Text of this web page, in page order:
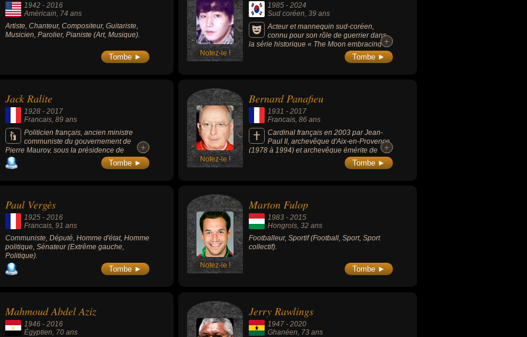
1942 - 2016
Américain, 74 ans
Artiste, Chanteur, Compositeur, Guitariste,
Musicien, Parolier, Pianiste (Art, Musique).
Tombe ► Notez-le !
1985 -2024
Sud coréen, 39 ans
Acteur et mannequin sud-coréen,
connu pour son rôle de guerrier dans
la série historique « The Moon embracing
the Sun » (2012), il a également joué dans «
Two Weeks » (2013), « Our Gap-soon »
+
+
Tombe ►
Jack Ralite
1928 - 2017
Francais, 89 ans
Politicien français, ancien ministre
communiste du gouvernement de
Pierre Mauroy, sous la présidence de
François Mitterrand, en charge de la santé
(1981-1983) puis ministre délégué à l’emploi
temps.
+
+
Tombe ► Notez-le !
Bernard Panafieu
1931 -2017
Francais, 86 ans
Cardinal français en 2003 par Jean-
Paul II, archevêque d'Aix-en-Provence
(1978 à 1994) et archevêque émérite de
+
+
Tombe ►
Paul Vergès
1925 - 2016
Francais, 91 ans
Communiste, Député, Homme d'état, Homme
politique, Sénateur (Extrême gauche,
Politique).
Tombe ► Notez-le !
Marton Fulop
1983 -2015
Hongrois, 32 ans
Footballeur, Sportif (Football, Sport, Sport
collectif).
Tombe ►
Mahmoud Abdel Aziz
1946 - 2016
Égyptien , 70 ans
Jerry Rawlings
1947 -2020
Ghanéen , 73 ans